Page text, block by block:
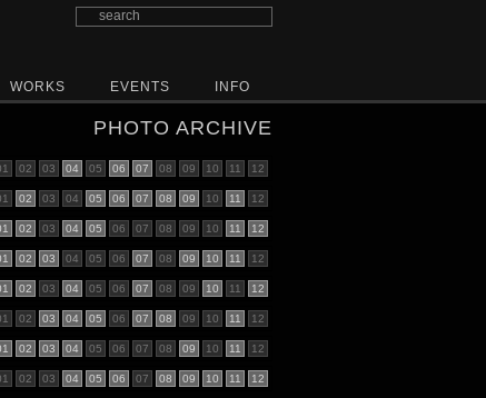
WORKS EVENTS INFO
PHOTO ARCHIVE
02 03 04 05 06 07 08 09 10 11 12
02 03 04 05 06 07 08 09 10 11 12
02 03 04 05 06 07 08 09 10 11 12
02 03 04 05 06 07 08 09 10 11 12
02 03 04 05 06 07 08 09 10 11 12
02 03 04 05 06 07 08 09 10 11 12
02 03 04 05 06 07 08 09 10 11 12
02 03 04 05 06 07 08 09 10 11 12